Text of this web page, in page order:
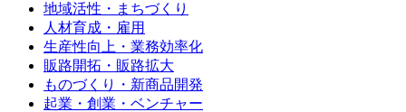
地域活性・まちづくり
人材育成・雇用
生産性向上・業務効率化
販路開拓・販路拡大
ものづくり・新商品開発
起業・創業・ベンチャー